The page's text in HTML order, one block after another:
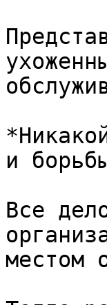
и
Все
местом